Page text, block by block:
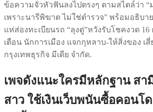
ข้อความจั่วหัวฟันลงไปตรงๆ ตามสไตล์ว่า “ม
เพราะนารีพิฆาต ไม่ใช่ตำรวจ” พร้อมอธิบ
แห่ส่องทะเบียนรถ “ลุงตู่”หวังรับโชคงวด
เตือน นักการเมือง แจกกุหลาบ-ให้สิ่งของ เสี่
กรุงเทพธุรกิจ มีเดีย จำกัด.
เพจดังแนะใครมีหลักฐาน สา
สาว ใช้เงินเว็บพนันซื้อคอนโ